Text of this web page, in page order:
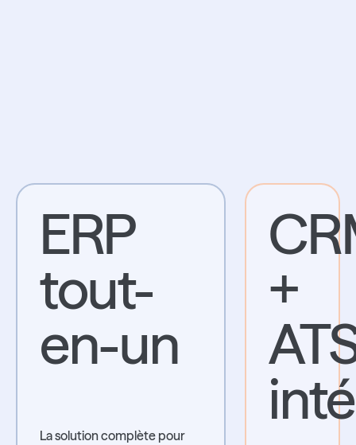
ERP
tout-
en-un
La solution complète pour
+